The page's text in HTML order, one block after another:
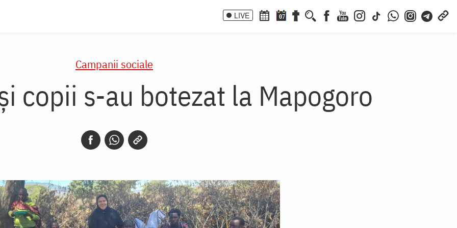
LIVE 07
Campanii sociale
copii s-au botezat la Mapogoro